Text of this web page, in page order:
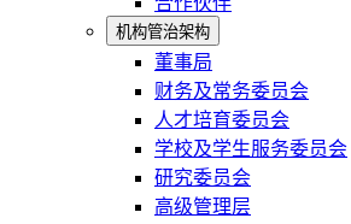
机构管治架构
董事局
财务及常务委员会
人才培育委员会
学校及学生服务委员会
研究委员会
高级管理层